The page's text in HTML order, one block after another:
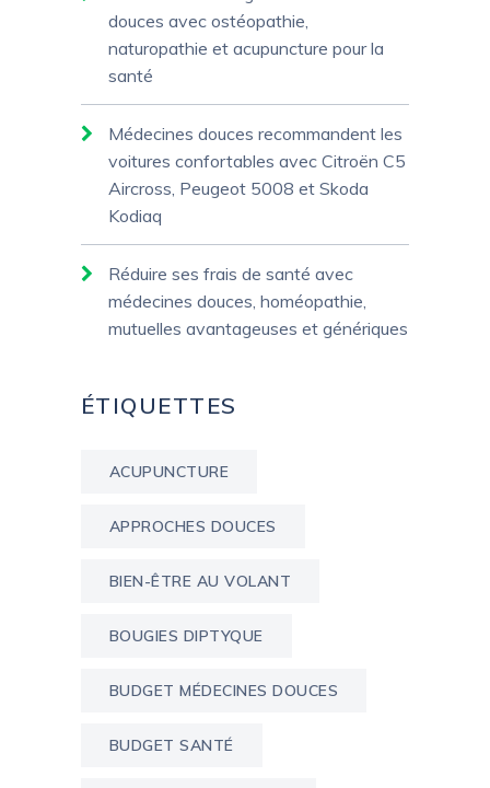
douces avec ostéopathie,
naturopathie et acupuncture pour la
santé
Médecines douces recommandent les
voitures confortables avec Citroën C5
Aircross, Peugeot 5008 et Skoda
Kodiaq
Réduire ses frais de santé avec
médecines douces, homéopathie,
mutuelles avantageuses et génériques
ÉTIQUETTES
ACUPUNCTURE
APPROCHES DOUCES
BIEN-ÊTRE AU VOLANT
BOUGIES DIPTYQUE
BUDGET MÉDECINES DOUCES
BUDGET SANTÉ